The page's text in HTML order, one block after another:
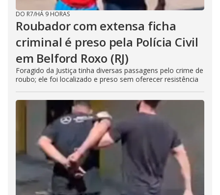
DO R7/HÁ 9 HORAS
Roubador com extensa ficha
criminal é preso pela Polícia Civil
em Belford Roxo (RJ)
Foragido da Justiça tinha diversas passagens pelo crime de
roubo; ele foi localizado e preso sem oferecer resistência